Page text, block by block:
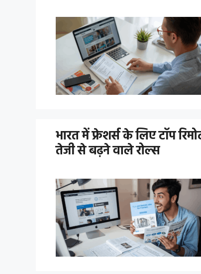
भारत में फ्रेशर्स के लिए टॉप
तेजी से बढ़ने वाले रोल्स